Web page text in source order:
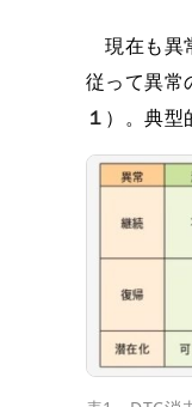
現在も異
従って異常
１ ）。典型